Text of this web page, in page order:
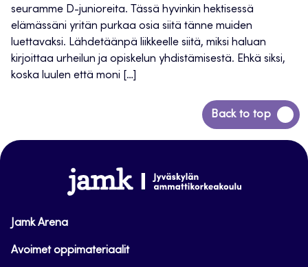
seuramme D-junioreita. Tässä hyvinkin hektisessä
elämässäni yritän purkaa osia siitä tänne muiden
luettavaksi. Lähdetäänpä liikkeelle siitä, miksi haluan
kirjoittaa urheilun ja opiskelun yhdistämisestä. Ehkä siksi,
koska luulen että moni […]
Back to top
Siirry
takaisin
www.jamk.fi
Jamk Arena
Avoimet oppimateriaalit